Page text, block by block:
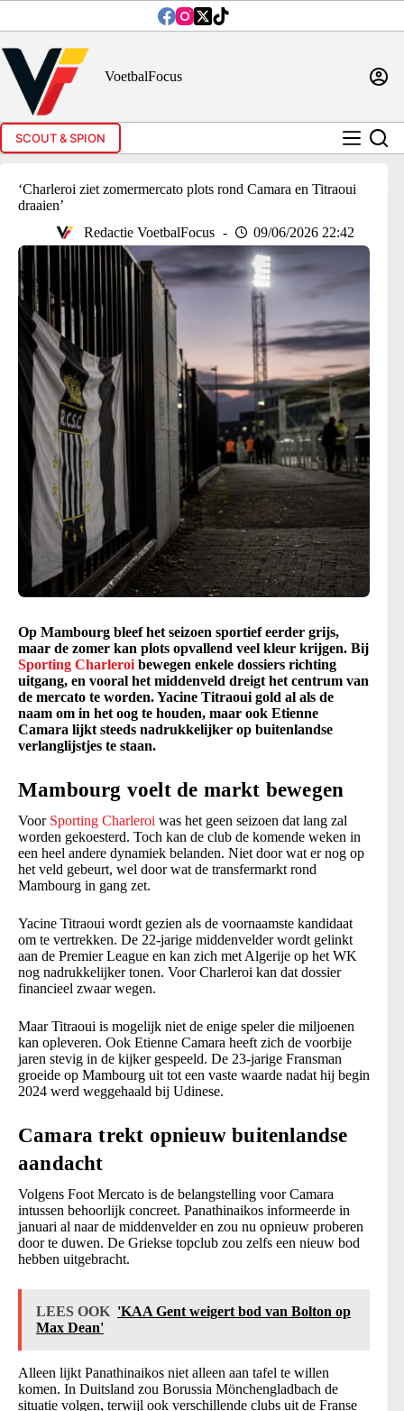
inhoud
VoetbalFocus
SCOUT & SPION
‘Charleroi ziet zomermercato plots rond Camara en Titraoui
draaien’
Redactie VoetbalFocus
09/06/2026 22:42
Op Mambourg bleef het seizoen sportief eerder grijs,
maar de zomer kan plots opvallend veel kleur krijgen. Bij
Sporting Charleroi bewegen enkele dossiers richting
uitgang, en vooral het middenveld dreigt het centrum van
de mercato te worden. Yacine Titraoui gold al als de
naam om in het oog te houden, maar ook Etienne
Camara lijkt steeds nadrukkelijker op buitenlandse
verlanglijstjes te staan.
Mambourg voelt de markt bewegen
Voor Sporting Charleroi was het geen seizoen dat lang zal
worden gekoesterd. Toch kan de club de komende weken in
een heel andere dynamiek belanden. Niet door wat er nog op
het veld gebeurt, wel door wat de transfermarkt rond
Mambourg in gang zet.
Yacine Titraoui wordt gezien als de voornaamste kandidaat
om te vertrekken. De 22-jarige middenvelder wordt gelinkt
aan de Premier League en kan zich met Algerije op het WK
nog nadrukkelijker tonen. Voor Charleroi kan dat dossier
financieel zwaar wegen.
Maar Titraoui is mogelijk niet de enige speler die miljoenen
kan opleveren. Ook Etienne Camara heeft zich de voorbije
jaren stevig in de kijker gespeeld. De 23-jarige Fransman
groeide op Mambourg uit tot een vaste waarde nadat hij begin
2024 werd weggehaald bij Udinese.
Camara trekt opnieuw buitenlandse
aandacht
Volgens Foot Mercato is de belangstelling voor Camara
intussen behoorlijk concreet. Panathinaikos informeerde in
januari al naar de middenvelder en zou nu opnieuw proberen
door te duwen. De Griekse topclub zou zelfs een nieuw bod
hebben uitgebracht.
LEES OOK 'KAA Gent weigert bod van Bolton op
Max Dean'
Alleen lijkt Panathinaikos niet alleen aan tafel te willen
komen. In Duitsland zou Borussia Mönchengladbach de
situatie volgen, terwijl ook verschillende clubs uit de Franse